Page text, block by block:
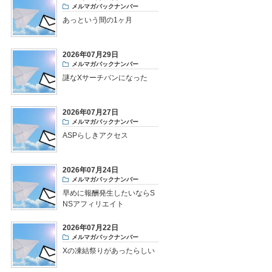
メルマガバックナンバー
あっという間の1ヶ月
2026年07月29日
メルマガバックナンバー
謎なXサーチバンになった
2026年07月27日
メルマガバックナンバー
ASPらしきアクセス
2026年07月24日
メルマガバックナンバー
早めに報酬発生したいならS
NSアフィリエイト
2026年07月22日
メルマガバックナンバー
Xの凍結祭りがあったらしい